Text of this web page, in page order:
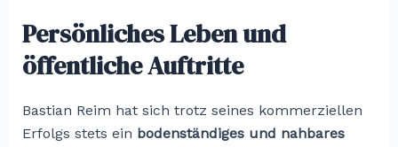
Persönliches Leben und
öffentliche Auftritte
Bastian Reim hat sich trotz seines kommerziellen
Erfolgs stets ein bodenständiges und nahbares